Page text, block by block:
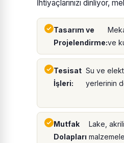
İhtiyaçlarınızı dinliyor,
Tasarım ve
Projelendirme:ve
Tesisat
İşleri:
Su ve
yerlerinin
Mutfak
Dolapları
Lake,